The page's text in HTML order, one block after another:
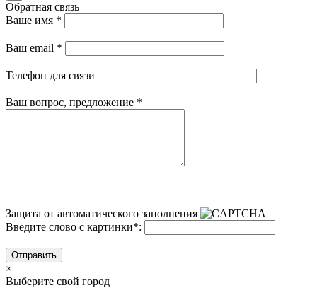
Обратная связь
Ваше имя *
Ваш email *
Телефон для связи
Ваш вопрос, предложение *
Защита от автоматического заполнения
Введите слово с картинки*:
Отправить
×
Выберите свой город